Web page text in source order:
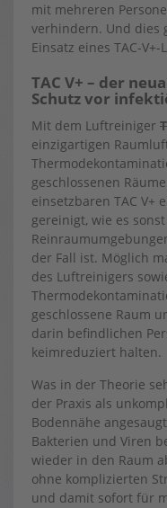
mit mehreren
verhindern. Und dies
Einsatz eines TAC-
TAC V+ – der
Schutz vor
Mit dem Luftreiniger
einzigartigen
geschlossenen
einsetzbaren TAC V+
gereinigt, wie es
der Fall ist. Möglich
des Luftreinigers
geschlossene Raum
darin befindlichen
keimreduziert halten.
Was in der Theorie
der Praxis als
Bodennähe
Bakterien und Viren
wieder in den Raum
ohne komplizierten
und damit sofort für